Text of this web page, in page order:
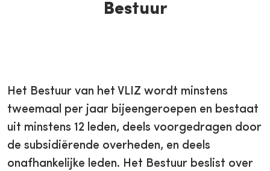
Bestuur
Het Bestuur van het VLIZ wordt minstens
tweemaal per jaar bijeengeroepen en bestaat
uit minstens 12 leden, deels voorgedragen door
de subsidiërende overheden, en deels
onafhankelijke leden. Het Bestuur beslist over